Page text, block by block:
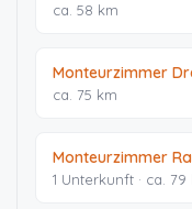
ca. 58 km
Monteurzimmer
ca. 75 km
Monteurzimmer
1 Unterkunft · ca. 79